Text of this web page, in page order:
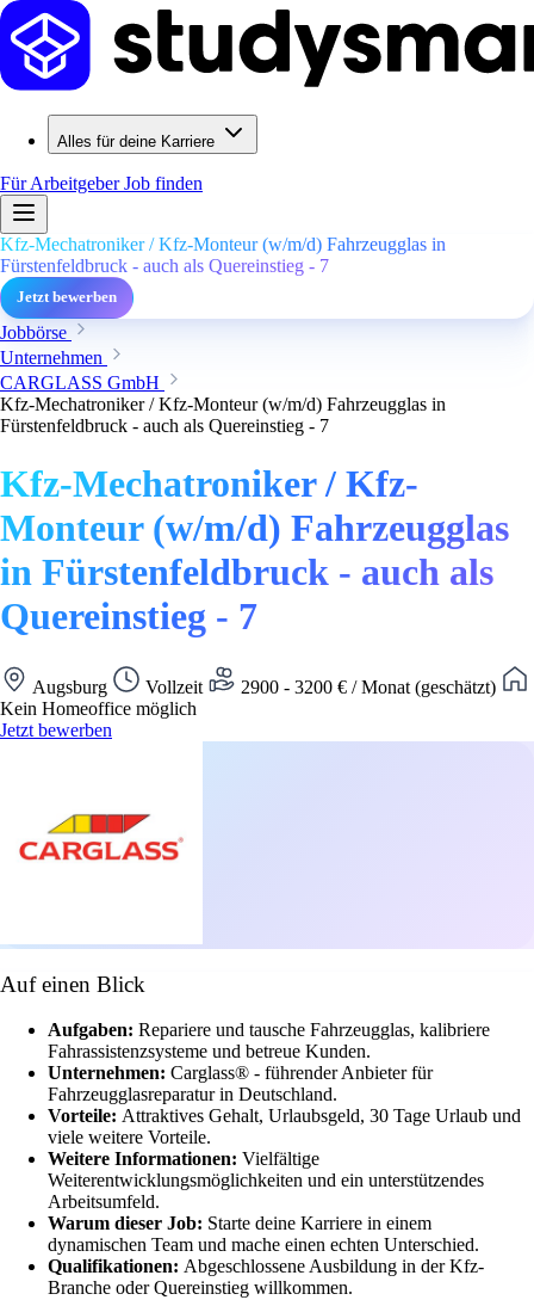
Alles für deine Karriere
Für ArbeitgeberJob finden
Kfz-Mechatroniker / Kfz-Monteur (w/m/d) Fahrzeugglas in
Fürstenfeldbruck - auch als Quereinstieg - 7
Jetzt bewerben
Jobbörse
Unternehmen
CARGLASS GmbH
Kfz-Mechatroniker / Kfz-Monteur (w/m/d) Fahrzeugglas in
Fürstenfeldbruck - auch als Quereinstieg - 7
Kfz-Mechatroniker / Kfz-
Monteur (w/m/d) Fahrzeugglas
in Fürstenfeldbruck - auch als
Quereinstieg - 7
Augsburg Vollzeit
2900 - 3200 € / Monat (geschätzt)
Kein Homeoffice möglich
Jetzt bewerben
Auf einen Blick
Aufgaben: Repariere und tausche Fahrzeugglas, kalibriere
Fahrassistenzsysteme und betreue Kunden.
Unternehmen: Carglass® - führender Anbieter für
Fahrzeugglasreparatur in Deutschland.
Vorteile: Attraktives Gehalt, Urlaubsgeld, 30 Tage Urlaub und
viele weitere Vorteile.
Weitere Informationen: Vielfältige
Weiterentwicklungsmöglichkeiten und ein unterstützendes
Arbeitsumfeld.
Warum dieser Job: Starte deine Karriere in einem
dynamischen Team und mache einen echten Unterschied.
Qualifikationen: Abgeschlossene Ausbildung in der Kfz-
Branche oder Quereinstieg willkommen.